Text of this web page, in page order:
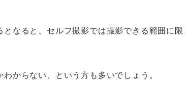
なると、セルフ撮影では撮影できる範囲に限
からない、という方も多いでしょう。